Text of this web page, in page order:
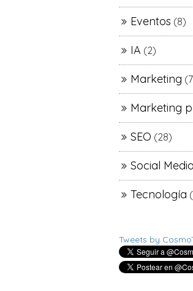
Eventos (8)
IA (2)
Marketing
Marketing
SEO (28)
Social Media
Tecnología
Tweets by